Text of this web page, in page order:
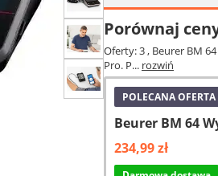
Porównaj
Oferty: 3, Beurer BM
Pro. P... rozwiń
POLECANA OFERTA
Beurer BM 64
234,99 zł